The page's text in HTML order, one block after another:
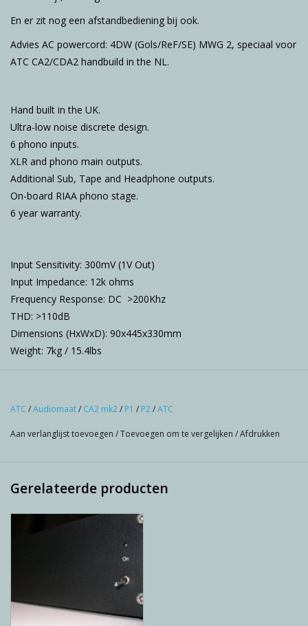
En er zit nog een afstandbediening bij ook.
Advies AC powercord: 4DW (Gols/ReF/SE) MWG 2, speciaal voor
ATC CA2/CDA2 handbuild in the NL.
Hand built in the UK.
Ultra-low noise discrete design.
6 phono inputs.
XLR and phono main outputs.
Additional Sub, Tape and Headphone outputs.
On-board RIAA phono stage.
6 year warranty.
Input Sensitivity: 300mV (1V Out)
Input Impedance: 12k ohms
Frequency Response: DC  >200Khz
THD: >110dB
Dimensions (HxWxD): 90x445x330mm
Weight: 7kg / 15.4lbs
ATC /Audiomaat/ CA2 mk2/ P1 / P2/ATC
Aan verlanglijst toevoegen /Toevoegen om te vergelijken /Afdrukken
Gerelateerde producten